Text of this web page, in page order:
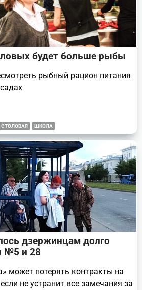
будет больше рыбы
рыбный рацион питания
СТОЛОВАЯ ШКОЛА
дзержинцам долго
№5 и 28
может потерять контракты на
не устранит все замечания за